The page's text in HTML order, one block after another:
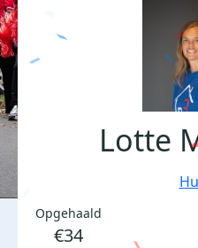
Lotte
Opgehaald
€34